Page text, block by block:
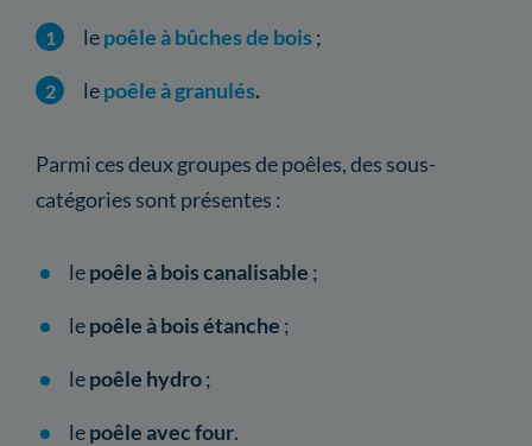
lepoêle à bûches de bois ;
lepoêle à granulés.
Parmi ces deux groupes de poêles, des sous-
catégories sont présentes :
lepoêle à bois canalisable ;
lepoêle à bois étanche ;
lepoêle hydro;
lepoêle avec four.